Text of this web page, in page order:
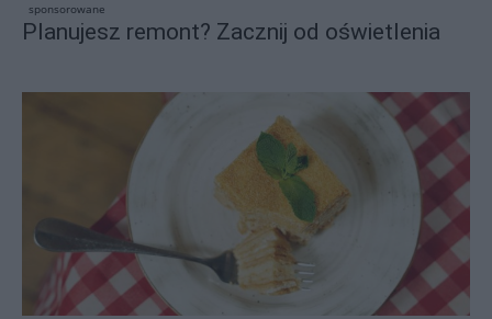
sponsorowane
Planujesz remont? Zacznij od oświetlenia